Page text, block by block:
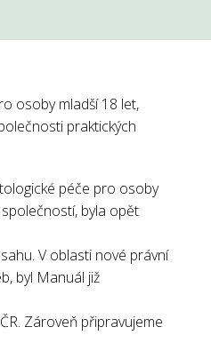
osoby mladší 18 let,
praktických
péče pro osoby
byla opět
V oblasti nové právní
byl Manuál již
Zároveň připravujeme